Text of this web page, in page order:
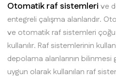
Otomatik raf sistemleri ve
entegreli çalışma alanlarıdır.
ve otomatik raf sistemleri
kullanılır. Raf sistemlerinin
depolama alanlarının
uygun olarak kullanılan raf